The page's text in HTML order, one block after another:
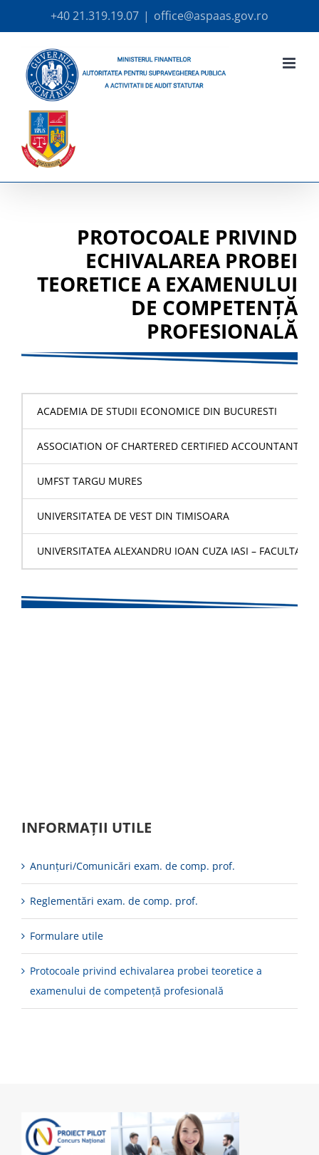
to
+40 21.319.19.07 | office@aspaas.gov.ro
PROTOCOALE PRIVIND
ECHIVALAREA PROBEI
TEORETICE A EXAMENULUI
DE COMPETENŢĂ
PROFESIONALĂ
ACADEMIA DE STUDII ECONOMICE DIN BUCURESTI
ASSOCIATION OF CHARTERED CERTIFIED ACCOUNTANTS
UMFST TARGU MURES
UNIVERSITATEA DE VEST DIN TIMISOARA
UNIVERSITATEA ALEXANDRU IOAN CUZA IASI –
INFORMAȚII UTILE
Anunțuri/Comunicări exam. de comp. prof.
Reglementări exam. de comp. prof.
Formulare utile
Protocoale privind echivalarea probei teoretice a
examenului de competenţă profesională